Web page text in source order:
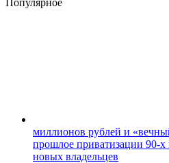
миллионов рублей и
прошлое приватизации 90-
новых владельцев